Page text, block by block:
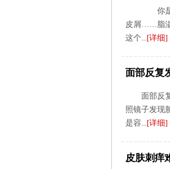
你是
皮屑……脂溢
这个...[详细]
面部反复
面部
照镜子发现
是容...[详细]
皮肤刺痒